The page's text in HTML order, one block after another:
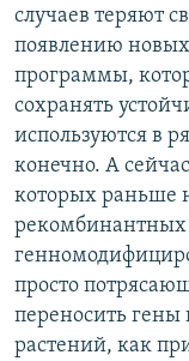
случаев теряют
появлению новых
программы,
сохранять
используются в
конечно. А
которых раньше
просто
переносить гены
растений, как